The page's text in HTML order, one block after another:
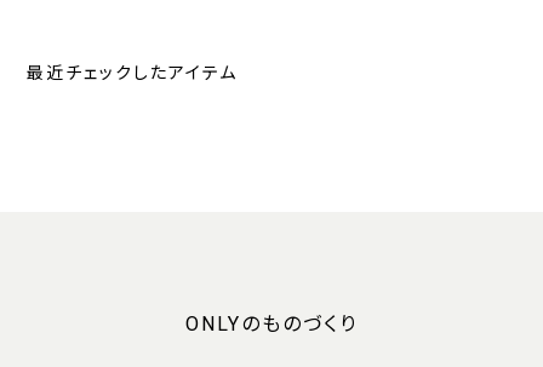
最近チェックしたアイテム
ONLYのものづくり